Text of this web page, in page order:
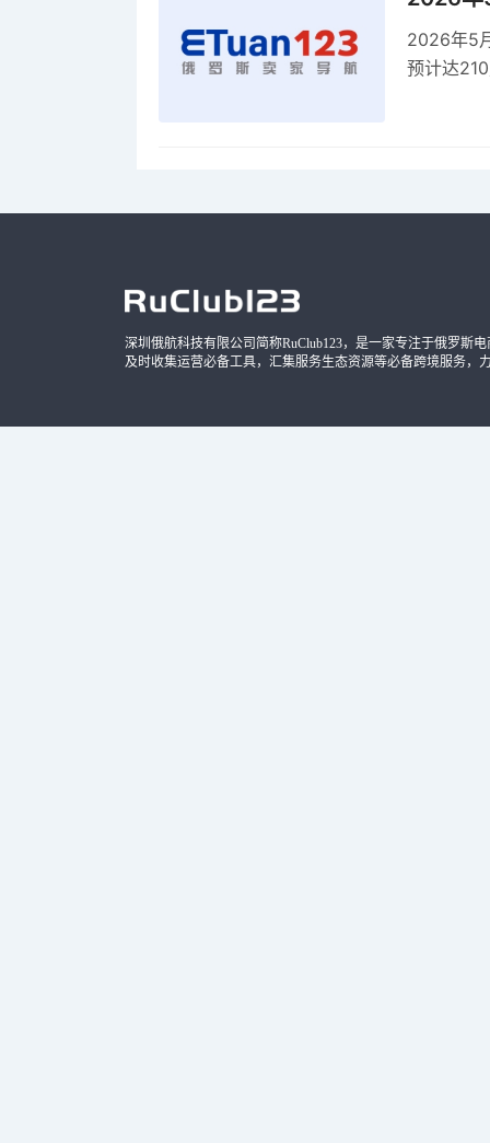
2026年5
预计达
深圳俄航科技有限公司简称RuClub123，是一家专注于俄罗斯
及时收集运营必备工具，汇集服务生态资源等必备跨境服务，